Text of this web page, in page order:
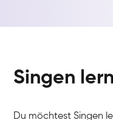
Singen
Du möchtest Singen